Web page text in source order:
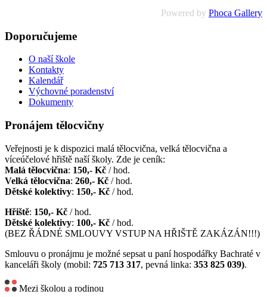
Powered by Phoca Gallery
Doporučujeme
O naší škole
Kontakty
Kalendář
Výchovné poradenství
Dokumenty
Pronájem tělocvičny
Veřejnosti je k dispozici malá tělocvična, velká tělocvična a
víceúčelové hřiště naší školy. Zde je ceník:
Malá tělocvična: 150,- Kč / hod.
Velká tělocvična: 260,- Kč / hod.
Dětské kolektivy: 150,- Kč / hod.
Hřiště: 150,- Kč / hod.
Dětské kolektivy: 100,- Kč / hod.
(BEZ ŘÁDNÉ SMLOUVY VSTUP NA HŘIŠTĚ ZAKÁZÁN!!!)
Smlouvu o pronájmu je možné sepsat u paní hospodářky Bachraté v
kanceláři školy (mobil: 725 713 317, pevná linka: 353 825 039).
Mezi školou a rodinou